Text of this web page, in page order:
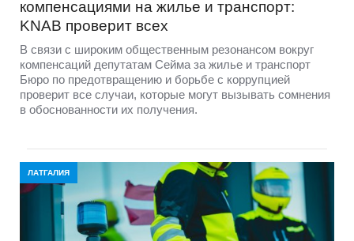
компенсациями на жилье и транспорт:
KNAB проверит всех
В связи с широким общественным резонансом вокруг
компенсаций депутатам Сейма за жилье и транспорт
Бюро по предотвращению и борьбе с коррупцией
проверит все случаи, которые могут вызывать сомнения
в обоснованности их получения.
ЛАТГАЛИЯ